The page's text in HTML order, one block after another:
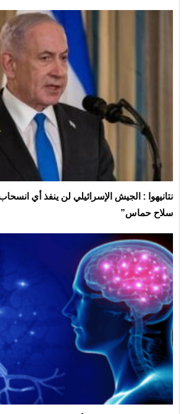
نتانيهوا : الجيش الإسرائيلي لن ينفذ أي
سلاح حماس”